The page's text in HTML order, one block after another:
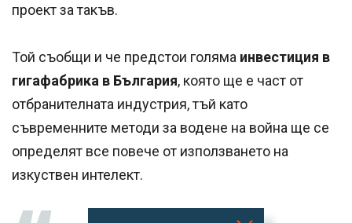
проект за такъв.
Той съобщи и че предстои голяма инвестиция в
гигафабрика в България, която ще е част от
отбранителната индустрия, тъй като
съвременните методи за водене на война ще се
определят все повече от използването на
изкуствен интелект.